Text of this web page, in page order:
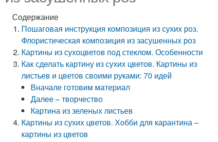
Содержание
Пошаговая инструкция композиция из сухих роз.
Флористическая композиция из засушенных роз
Картины из сухоцветов под стеклом. Особенности
Как сделать картину из сухих цветов. Картины из
листьев и цветов своими руками: 70 идей
Вначале готовим материал
Далее – творчество
Картина из зеленых листьев
Картины из сухих цветов. Хобби для карантина –
картины из цветов